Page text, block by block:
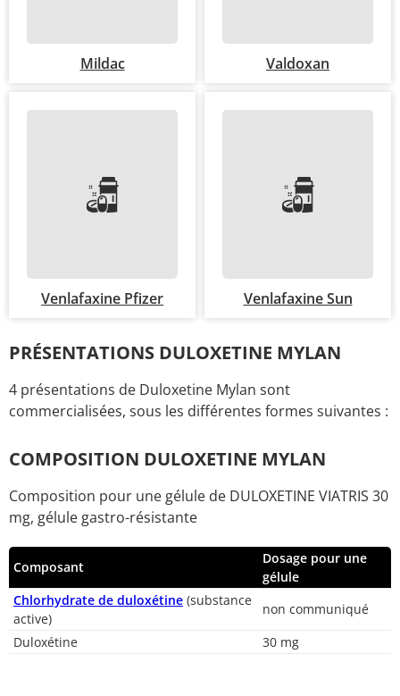
Mildac Valdoxan
Venlafaxine Pfizer Venlafaxine Sun
PRÉSENTATIONS DULOXETINE MYLAN
4 présentations de Duloxetine Mylan sont
commercialisées, sous les différentes formes suivantes :
COMPOSITION DULOXETINE MYLAN
Composition pour une gélule de DULOXETINE VIATRIS 30
mg, gélule gastro-résistante
Composant
Dosage pour une
gélule
Chlorhydrate de duloxétine (substance
active)
non communiqué
Duloxétine
30 mg